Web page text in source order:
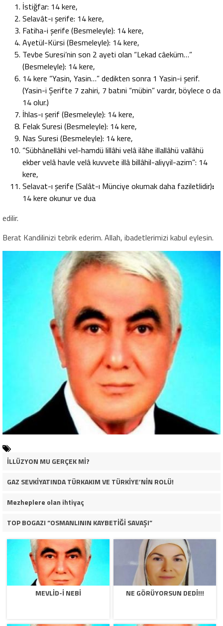
İstiğfar: 14 kere,
Selavât-ı şerife: 14 kere,
Fatiha-i şerife (Besmeleyle): 14 kere,
Ayetül-Kürsi (Besmeleyle): 14 kere,
Tevbe Suresi’nin son 2 ayeti olan “Lekad câeküm…”
(Besmeleyle): 14 kere,
14 kere “Yasin, Yasin…” dedikten sonra 1 Yasin-i şerif.
(Yasin-i Şerifte 7 zahiri, 7 batıni “mübin” vardır, böylece o da
14 olur.)
İhlas-ı şerif (Besmeleyle): 14 kere,
Felak Suresi (Besmeleyle): 14 kere,
Nas Suresi (Besmeleyle): 14 kere,
“Sübhânellâhi vel-hamdü lillâhi velâ ilâhe illallâhü vallâhü
ekber velâ havle velâ kuvvete illâ billâhil-aliyyil-azim”: 14
kere,
Selavat-ı şerife (Salât-ı Münciye okumak daha faziletlidir):
14 kere okunur ve dua
edilir.
Berat Kandilinizi tebrik ederim. Allah, ibadetlerimizi kabul eylesin.
İLLÜZYON MU GERÇEK Mİ?
GAZ SEVKİYATINDA TÜRKAKIM VE TÜRKİYE’NİN ROLÜ!
Mezheplere olan ihtiyaç
TOP BOGAZI “OSMANLININ KAYBETİĞİ SAVAŞI”
MEVLID-I NEBI NE GÖRÜYORSUN DEDI!!!